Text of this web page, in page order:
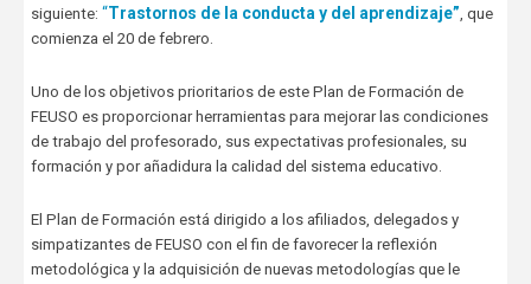
siguiente: “Trastornos de la conducta y del aprendizaje”, que
comienza el 20 de febrero.
Uno de los objetivos prioritarios de este Plan de Formación de
FEUSO es proporcionar herramientas para mejorar las condiciones
de trabajo del profesorado, sus expectativas profesionales, su
formación y por añadidura la calidad del sistema educativo.
El Plan de Formación está dirigido a los afiliados, delegados y
simpatizantes de FEUSO con el fin de favorecer la reflexión
metodológica y la adquisición de nuevas metodologías que le